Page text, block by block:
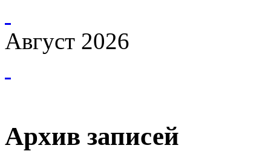
Август 2026
Архив записей